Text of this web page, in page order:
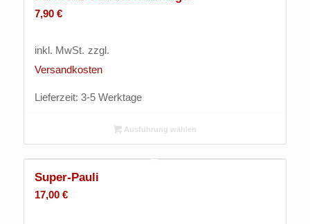
7,90 €
inkl. MwSt. zzgl.
Versandkosten
Lieferzeit: 3-5 Werktage
Ausführung wählen
Super-Pauli
17,00 €